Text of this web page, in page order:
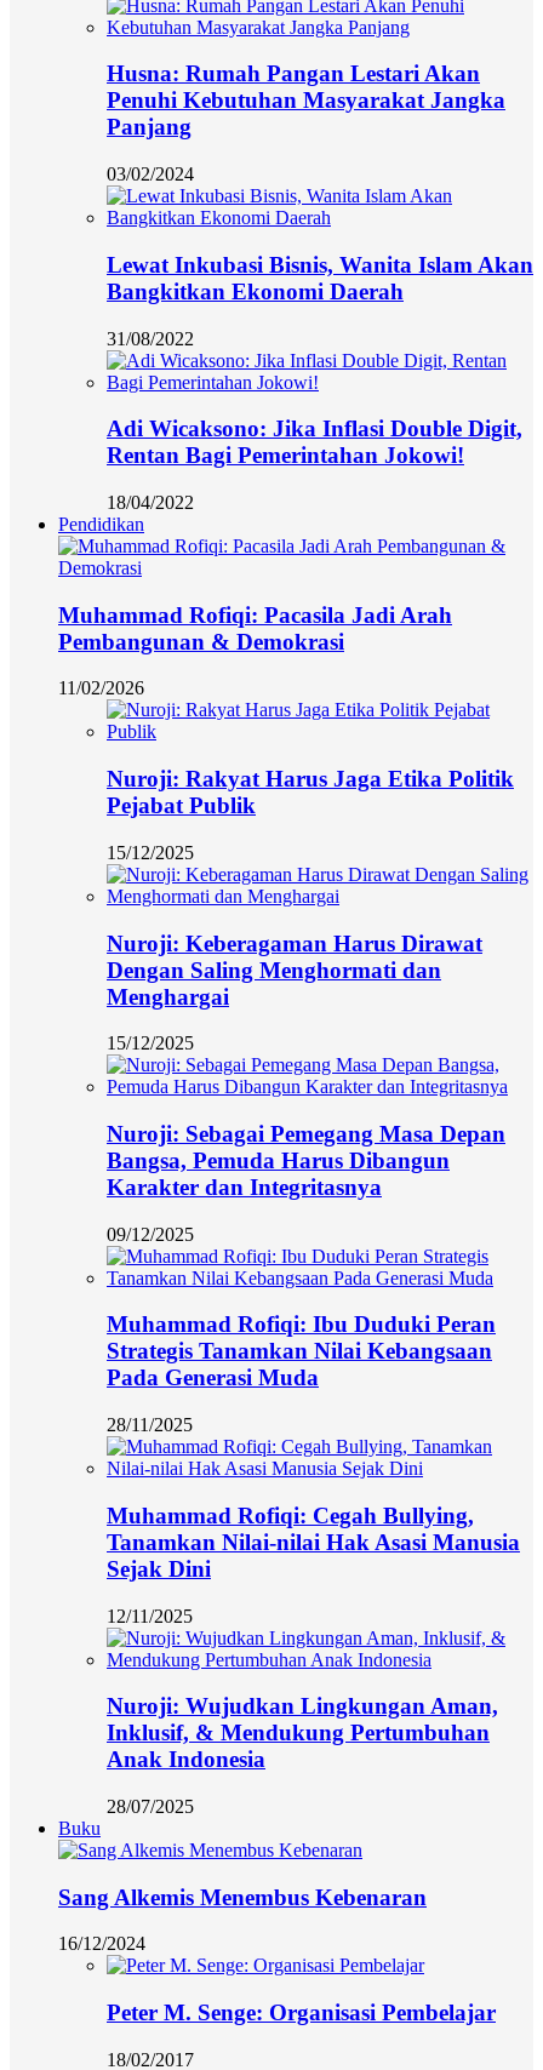
Husna: Rumah Pangan Lestari Akan
Penuhi Kebutuhan Masyarakat Jangka
Panjang
03/02/2024
Lewat Inkubasi Bisnis, Wanita Islam Akan
Bangkitkan Ekonomi Daerah
31/08/2022
Adi Wicaksono: Jika Inflasi Double Digit,
Rentan Bagi Pemerintahan Jokowi!
18/04/2022
Pendidikan
Muhammad Rofiqi: Pacasila Jadi Arah
Pembangunan & Demokrasi
11/02/2026
Nuroji: Rakyat Harus Jaga Etika Politik
Pejabat Publik
15/12/2025
Nuroji: Keberagaman Harus Dirawat
Dengan Saling Menghormati dan
Menghargai
15/12/2025
Nuroji: Sebagai Pemegang Masa Depan
Bangsa, Pemuda Harus Dibangun
Karakter dan Integritasnya
09/12/2025
Muhammad Rofiqi: Ibu Duduki Peran
Strategis Tanamkan Nilai Kebangsaan
Pada Generasi Muda
28/11/2025
Muhammad Rofiqi: Cegah Bullying,
Tanamkan Nilai-nilai Hak Asasi Manusia
Sejak Dini
12/11/2025
Nuroji: Wujudkan Lingkungan Aman,
Inklusif, & Mendukung Pertumbuhan
Anak Indonesia
28/07/2025
Buku
Sang Alkemis Menembus Kebenaran
16/12/2024
Peter M. Senge: Organisasi Pembelajar
18/02/2017